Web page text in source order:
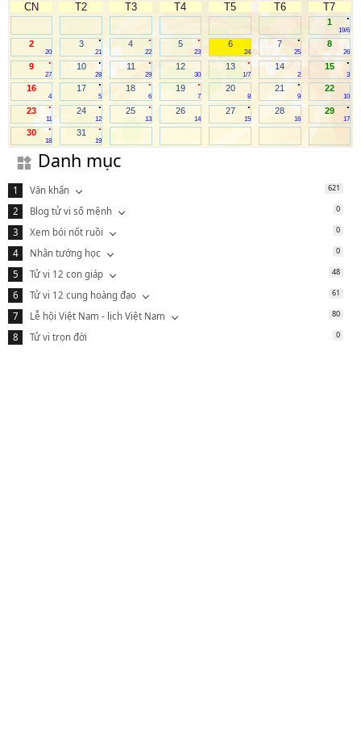
CN T2 T3 T4 T5 T6 T7
.
1
19/6
2
20
.
3
21
.
4
22
.
5
23
6
24
.
7
25
8
26
.
9
27
.
10
28
.
11
29
12
30
.
13
1/7
14
2
.
15
3
16
4
.
17
5
.
18
6
.
19
7
20
8
.
21
9
22
10
.
23
11
.
24
12
.
25
13
26
14
.
27
15
28
16
.
29
17
.
30
18
.
31
19
Danh mục
Văn khấn 621
Blog tử vi số mệnh 0
Xem bói nốt ruồi 0
Nhân tướng học 0
Tử vi 12 con giáp 48
Tử vi 12 cung hoàng đạo 61
Lễ hội Việt Nam - lịch Việt Nam 80
Tử vi trọn đời 0